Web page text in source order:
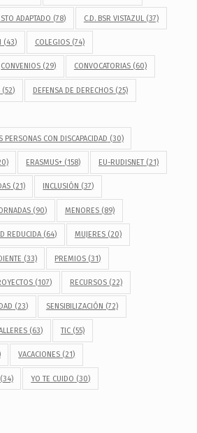
ADAPTADO (78) C.D. BSR VISTAZUL(37)
(43) COLEGIOS(74)
CONVENIOS (29) CONVOCATORIAS(60)
(52) DEFENSA DE DERECHOS(25)
PERSONAS CON DISCAPACIDAD (30)
ERASMUS+ (158) EU-RUDISNET(21)
(21) INCLUSIÓN (37)
(90) MENORES(89)
REDUCIDA (64) MUJERES(20)
(33) PREMIOS (31)
(107) RECURSOS(22)
(23) SENSIBILIZACIÓN (72)
(63) TIC(55)
VACACIONES (21)
YO TE CUIDO (30)